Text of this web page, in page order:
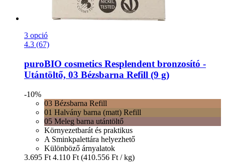
3 opció
4.3 (67)
puroBIO cosmetics Resplendent bronzosító -​
Utántöltő, 03 Bézsbarna Refill (9 g)
-10%
03 Bézsbarna Refill
01 Halvány barna (matt) Refill
05 Meleg barna utántöltő
Környezetbarát és praktikus
A Sminkpalettára helyezhető
Különböző árnyalatok
3.695 Ft 4.110 Ft (410.556 Ft / kg)